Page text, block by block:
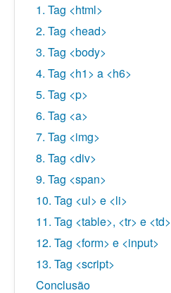
1. Tag <html>
2. Tag <head>
3. Tag <body>
4. Tag <h1> a <h6>
5. Tag <p>
6. Tag <a>
7. Tag <img>
8. Tag <div>
9. Tag <span>
10. Tag <ul> e <li>
11. Tag <table>, <tr> e <td>
12. Tag <form> e <input>
13. Tag <script>
Conclusão